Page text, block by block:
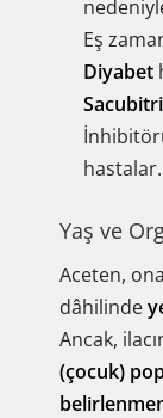
Eş
Diyabet
hastalar.
Yaş ve
Aceten,
dâhilinde
Ancak,
(çocuk)